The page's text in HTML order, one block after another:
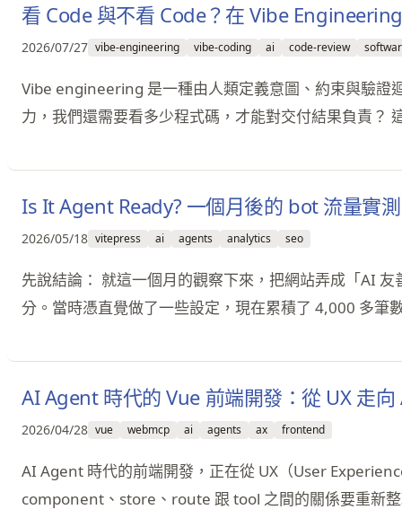
看 Code 與不看 Code？在 Vibe
2026/07/27 vibe-engineering vibe-coding ai code-review
Vibe engineering 是一種由人類定義意圖、約束與驗證
力，我們還需要看多少程式碼，才能對交付結果負責？
Is It Agent Ready? 一個月後的 bot 流量實測
2026/05/18 vitepress ai agents analytics seo
先說結論： 就這一個月的觀察下來，把網站弄成「AI
分。當時憑直覺做了一些設定，現在累積了 4,000 多筆
AI Agent 時代的 Vue 前端開發：從 UX 走向
2026/04/28 vue webmcp ai agents ax frontend
AI Agent 時代的前端開發，正在從 UX（User
component、store、route 跟 tool 之間的關係要重新